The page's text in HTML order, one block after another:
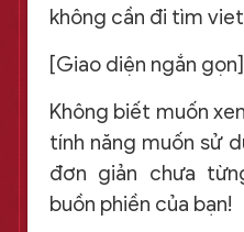
không cần đi tìm
[Giao diện ngắn gọn]
Không biết muốn
tính năng muốn sử
đơn giản chưa
buồn phiền của bạn!